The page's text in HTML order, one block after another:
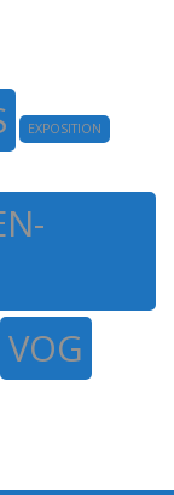
EXPOSITION
VOG